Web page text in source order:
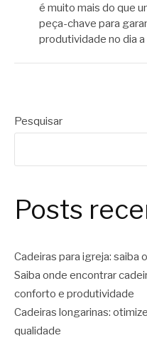
é muito mais do que
peça-chave para
produtividade no dia a
Pesquisar
Posts
Cadeiras para igreja: saiba
Saiba onde encontrar
conforto e produtividade
Cadeiras longarinas:
qualidade